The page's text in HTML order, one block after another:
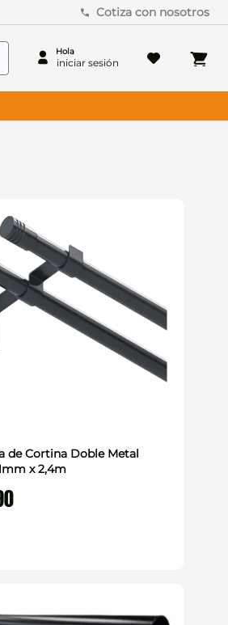
Cotiza con nosotros
de Cortina Doble Metal
x 2,4m